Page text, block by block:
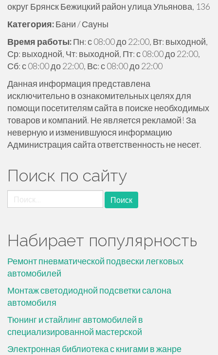
округ Брянск Бежицкий район улица Ульянова, 136
Категория:Бани / Сауны
Время работы:Пн: с 08:00 до 22:00, Вт: выходной,
Ср: выходной, Чт: выходной, Пт: с 08:00 до 22:00,
Сб: с 08:00 до 22:00, Вс: с 08:00 до 22:00
Данная информация представлена
исключительно в ознакомительных целях для
помощи посетителям сайта в поиске необходимых
товаров и компаний. Не является рекламой! За
неверную и изменившуюся информацию
Администрация сайта ответственность не несет.
Поиск по сайту
Найти:
Набирает популярность
Ремонт пневматической подвески легковых
автомобилей
Монтаж светодиодной подсветки салона
автомобиля
Тюнинг и стайлинг автомобилей в
специализированной мастерской
Электронная библиотека с книгами в жанре